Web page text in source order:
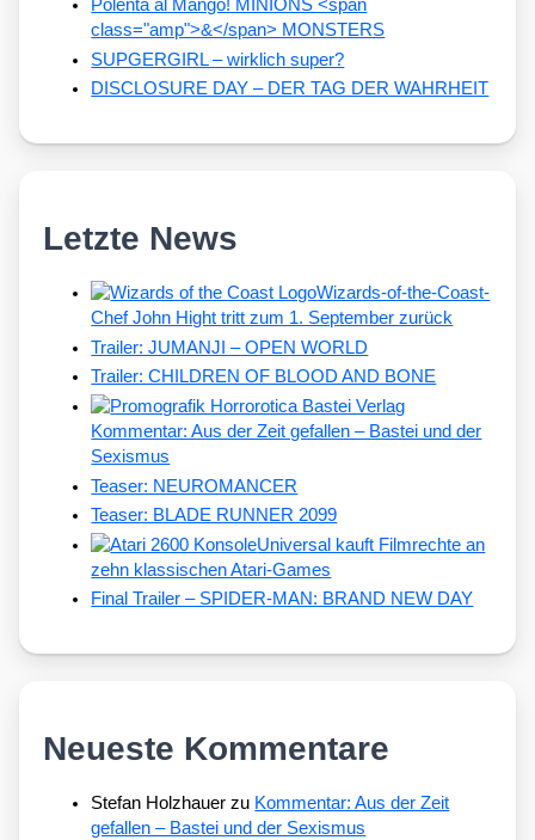
Polenta al Mango! MINIONS <span
class="amp">&</span> MONSTERS
SUPGERGIRL – wirklich super?
DISCLOSURE DAY – DER TAG DER WAHRHEIT
Letzte News
Wizards-of-the-Coast-
Chef John Hight tritt zum 1. September zurück
Trailer: JUMANJI – OPEN WORLD
Trailer: CHILDREN OF BLOOD AND BONE
Kommentar: Aus der Zeit gefallen – Bastei und der
Sexismus
Teaser: NEUROMANCER
Teaser: BLADE RUNNER 2099
Universal kauft Filmrechte an
zehn klassischen Atari-Games
Final Trailer – SPIDER-MAN: BRAND NEW DAY
Neueste Kommentare
Stefan Holzhauer zu Kommentar: Aus der Zeit
gefallen – Bastei und der Sexismus